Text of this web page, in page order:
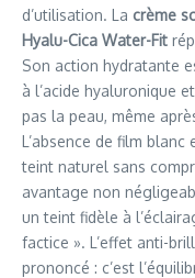
d’utilisation. La crème
Hyalu-Cica Water-Fit
Son action hydratante
à l’acide hyaluronique
pas la peau, même
L’absence de film
teint naturel sans
avantage non
un teint fidèle à
factice ». L’effet anti-
prononcé : c’est